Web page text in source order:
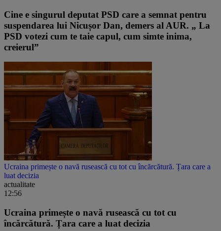
Cine e singurul deputat PSD care a semnat pentru
suspendarea lui Nicușor Dan, demers al AUR. „ La
PSD votezi cum te taie capul, cum simte inima,
creierul”
Ucraina primește o navă rusească cu tot cu încărcătură. Țara care a
luat decizia
actualitate
12:56
Ucraina primește o navă rusească cu tot cu
încărcătură. Țara care a luat decizia